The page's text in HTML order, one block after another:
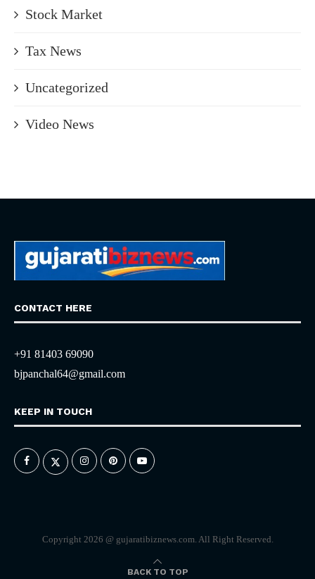
Stock Market
Tax News
Uncategorized
Video News
CONTACT HERE
+91 81403 69090
bjpanchal64@gmail.com
KEEP IN TOUCH
Copyright 2026 @ gujaratibiznews.com. All Right Reserved.
BACK TO TOP